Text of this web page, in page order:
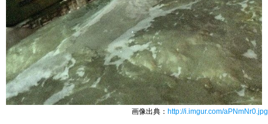
画像出典： http://i.imgur.com/aPNmNr0.jpg